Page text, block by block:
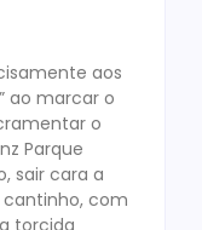
aos
ao marcar o
o
Parque
sair cara a
com
torcida